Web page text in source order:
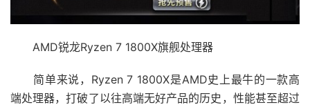
AMD锐龙Ryzen 7 1800X旗舰处理器
简单来说，Ryzen 7 1800X是AMD史上最牛的一款高
端处理器，打破了以往高端无好产品的历史，性能甚至超过